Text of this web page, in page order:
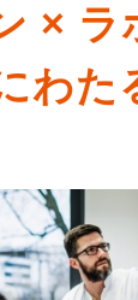
×
わた